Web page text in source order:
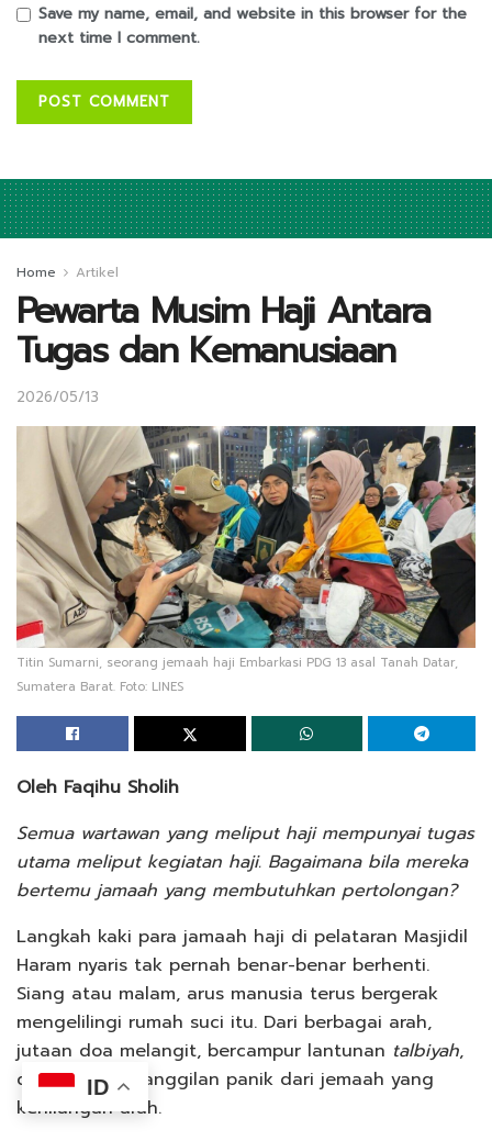
Save my name, email, and website in this browser for the
next time I comment.
Home Artikel
Pewarta Musim Haji Antara
Tugas dan Kemanusiaan
2026/05/13
Titin Sumarni, seorang jemaah haji Embarkasi PDG 13 asal Tanah Datar,
Sumatera Barat. Foto: LINES
Oleh Faqihu Sholih
Semua wartawan yang meliput haji mempunyai tugas
utama meliput kegiatan haji. Bagaimana bila mereka
bertemu jamaah yang membutuhkan pertolongan?
Langkah kaki para jamaah haji di pelataran Masjidil
Haram nyaris tak pernah benar-benar berhenti.
Siang atau malam, arus manusia terus bergerak
mengelilingi rumah suci itu. Dari berbagai arah,
jutaan doa melangit, bercampur lantunan talbiyah,
dan sesekali panggilan panik dari jemaah yang
kehilangan arah.
ID